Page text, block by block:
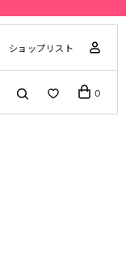
ショップリスト
0